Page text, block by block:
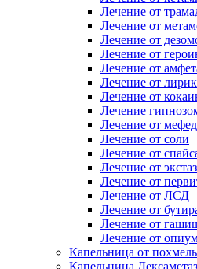
Лечение от
Лечение от
Лечение от
Лечение от
Лечение от
Лечение от
Лечение от
Лечение
Лечение от
Лечение от соли
Лечение от
Лечение от
Лечение от
Лечение от ЛСД
Лечение от
Лечение от
Лечение от
Капельница от
Капельница